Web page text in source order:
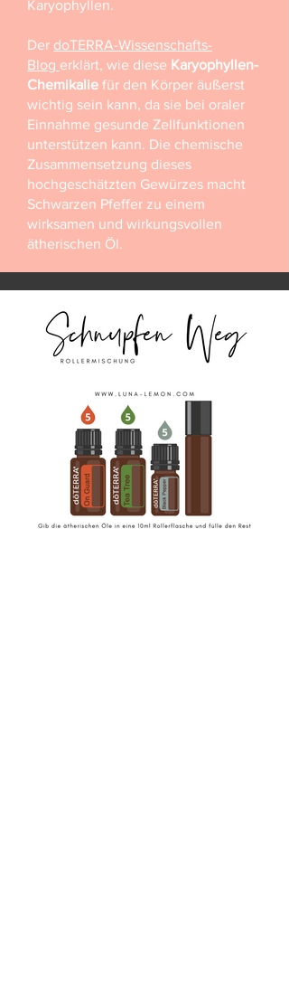
Karyophyllen.
Der doTERRA-Wissenschafts-
Blog erklärt, wie diese Karyophyllen-
Chemikalie für den Körper äußerst
wichtig sein kann, da sie bei oraler
Einnahme gesunde Zellfunktionen
unterstützen kann. Die chemische
Zusammensetzung dieses
hochgeschätzten Gewürzes macht
Schwarzen Pfeffer zu einem
wirksamen und wirkungsvollen
ätherischen Öl.